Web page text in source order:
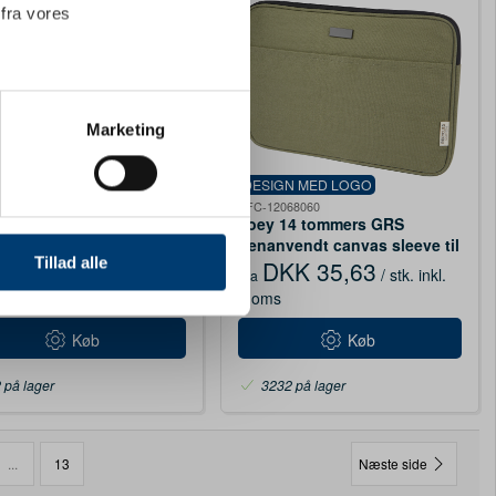
vores
og til at analysere
for sociale medier,
oplysninger, du har givet
Marketing
Tillad alle
MED LOGO
Classic 15" laptop
DKK 1.143,75
Køb
på lager
DESIGN MED LOGO
PFC-12068060
Joey 14 tommers GRS
genanvendt canvas sleeve til
bærbar 2 L, olivengrøn
Fra DKK 35,63 / stk. inkl.
moms
Køb
3232 på lager
13 Næste side